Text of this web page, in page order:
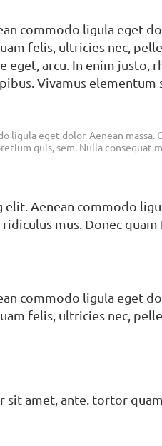
commodo ligula eget
felis, ultricies nec,
arcu. In enim justo,
Vivamus
eget dolor. Aenean
quis, sem. Nulla consequat
Aenean commodo
mus. Donec
commodo ligula eget
felis, ultricies nec,
amet, ante. tortor